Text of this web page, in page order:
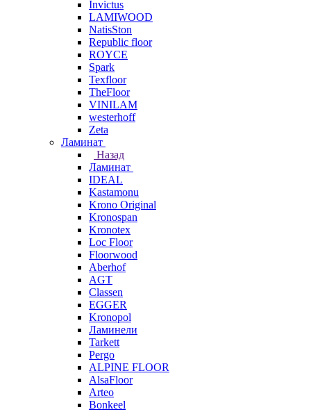
Invictus
LAMIWOOD
NatisSton
Republic floor
ROYCE
Spark
Texfloor
TheFloor
VINILAM
westerhoff
Zeta
Ламинат
Назад
Ламинат
IDEAL
Kastamonu
Krono Original
Kronospan
Kronotex
Loc Floor
Floorwood
Aberhof
AGT
Classen
EGGER
Kronopol
Ламинели
Tarkett
Pergo
ALPINE FLOOR
AlsaFloor
Arteo
Bonkeel